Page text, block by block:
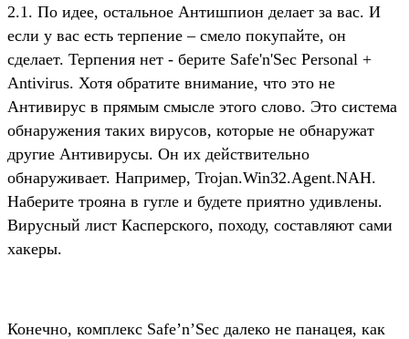
2.1. По идее, остальное Антишпион делает за вас. И
если у вас есть терпение – смело покупайте, он
сделает. Терпения нет - берите Safe'n'Sec Personal +
Antivirus. Хотя обратите внимание, что это не
Антивирус в прямым смысле этого слово. Это система
обнаружения таких вирусов, которые не обнаружат
другие Антивирусы. Он их действительно
обнаруживает. Например, Trojan.Win32.Agent.NAH.
Наберите трояна в гугле и будете приятно удивлены.
Вирусный лист Касперского, походу, составляют сами
хакеры.
Конечно, комплекс Safe’n’Sec далеко не панацея, как